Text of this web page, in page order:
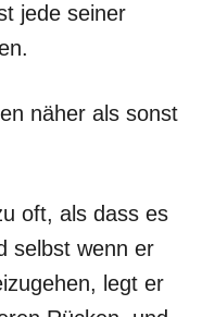
jede seiner
näher als sonst
oft, als dass es
selbst wenn er
legt er